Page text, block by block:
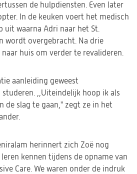
de hulpdiensten. Even later
In de keuken voert het medisch
uit waarna Adri naar het St.
wordt overgebracht. Na drie
huis om verder te revalideren.
aanleiding geweest
,,Uiteindelijk hoop ik als
de slag te gaan," zegt ze in het
herinnert zich Zoë nog
leren kennen tijdens de opname van
Care. We waren onder de indruk